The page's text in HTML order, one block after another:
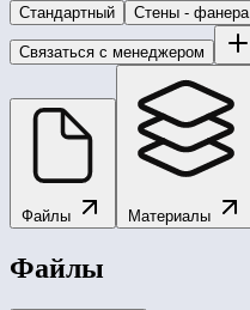
Стандартный Стены - фанера
Связаться с менеджером
Файлы Материалы
Файлы